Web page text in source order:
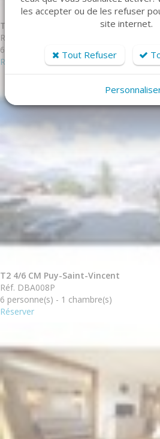
T2 4/6 CM Puy-Saint-Vincent
Réf. DBA404P
6 personne(s) - 1 chambre(s)
Réserver
T2 4/6 CM Puy-Saint-Vincent
Réf. DBA008P
6 personne(s) - 1 chambre(s)
Réserver
les accepter ou de les refuser
site internet.
Tout Refuser